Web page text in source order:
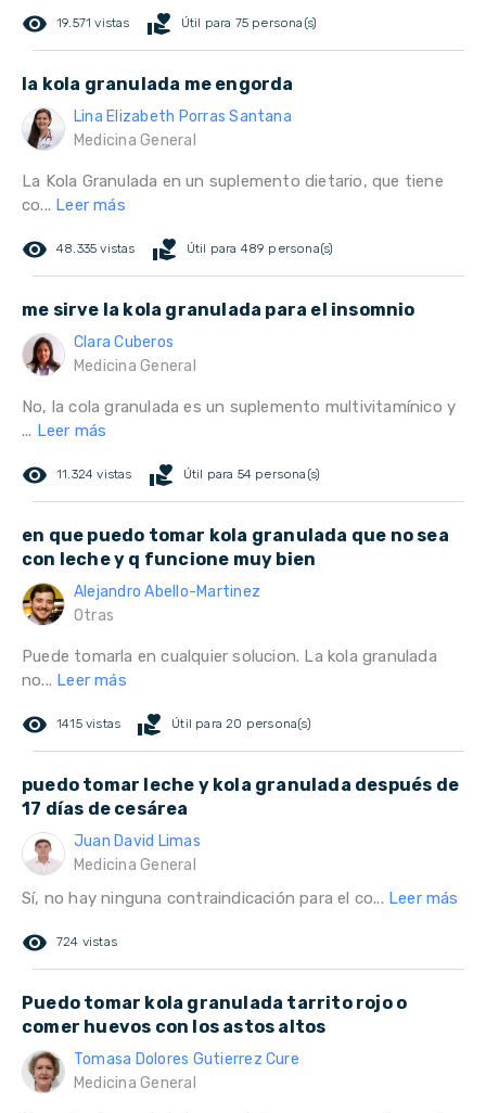
remove_red_eye 19.571 vistas volunteer_activism Útil para 75 persona(s)
la kola granulada me engorda
Lina Elizabeth Porras Santana
Medicina General
La Kola Granulada en un suplemento dietario, que tiene
co... Leer más
remove_red_eye 48.335 vistas volunteer_activism Útil para 489 persona(s)
me sirve la kola granulada para el insomnio
Clara Cuberos
Medicina General
No, la cola granulada es un suplemento multivitamínico y
... Leer más
remove_red_eye 11.324 vistas volunteer_activism Útil para 54 persona(s)
en que puedo tomar kola granulada que no sea
con leche y q funcione muy bien
Alejandro Abello-Martinez
Otras
Puede tomarla en cualquier solucion. La kola granulada
no... Leer más
remove_red_eye 1415 vistas volunteer_activism Útil para 20 persona(s)
puedo tomar leche y kola granulada después de
17 días de cesárea
Juan David Limas
Medicina General
Sí, no hay ninguna contraindicación para el co... Leer más
remove_red_eye 724 vistas
Puedo tomar kola granulada tarrito rojo o
comer huevos con los astos altos
Tomasa Dolores Gutierrez Cure
Medicina General